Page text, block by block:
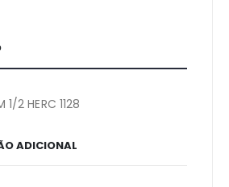
1/2 HERC 1128
ADICIONAL